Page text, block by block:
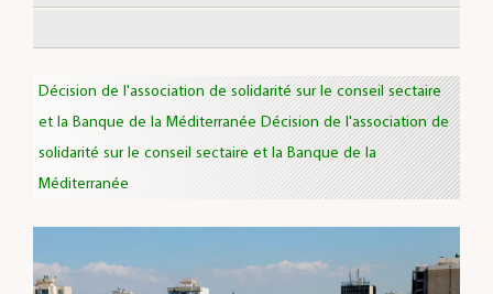
Décision de l'association de solidarité sur le conseil sectaire
et la Banque de la Méditerranée Décision de l'association de
solidarité sur le conseil sectaire et la Banque de la
Méditerranée